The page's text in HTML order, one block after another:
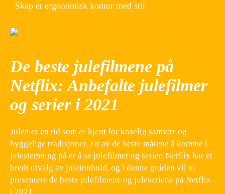
Skap et ergonomisk kontor med stil
De beste julefilmene på
Netflix: Anbefalte julefilmer
og serier i 2021
Julen er en tid som er kjent for koselig samvær og
hyggelige tradisjoner. En av de beste måtene å komme i
julestemning på er å se julefilmer og serier. Netflix har et
bredt utvalg av juleinnhold, og i denne guiden vil vi
presentere de beste julefilmene og juleseriene på Netflix
i 2021.